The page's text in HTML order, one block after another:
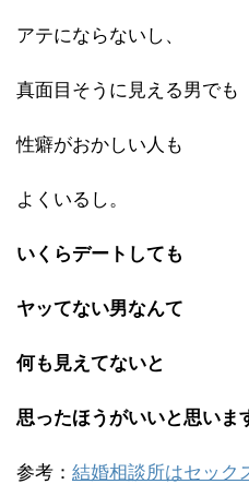
アテにならないし、
真面目そうに見える男でも
性癖がおかしい人も
よくいるし。
いくらデートしても
ヤッてない男なんて
何も 見えてないと
思ったほうがいいと思いま
参考： 結婚相談所はセック